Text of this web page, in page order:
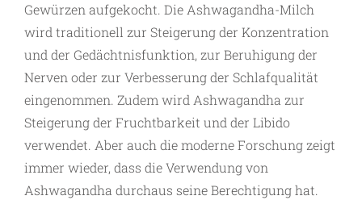
Gewürzen aufgekocht. Die Ashwagandha-Milch
wird traditionell zur Steigerung der Konzentration
und der Gedächtnisfunktion, zur Beruhigung der
Nerven oder zur Verbesserung der Schlafqualität
eingenommen. Zudem wird Ashwagandha zur
Steigerung der Fruchtbarkeit und der Libido
verwendet. Aber auch die moderne Forschung zeigt
immer wieder, dass die Verwendung von
Ashwagandha durchaus seine Berechtigung hat.